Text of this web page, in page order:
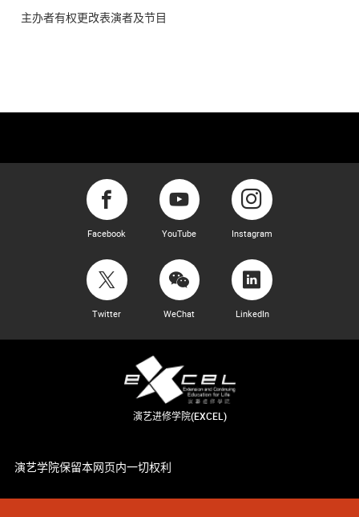
主办者有权更改表演者及节目
Facebook YouTube Instagram
Twitter WeChat LinkedIn
演艺进修学院(EXCEL)
演艺学院保留本网页内一切权利